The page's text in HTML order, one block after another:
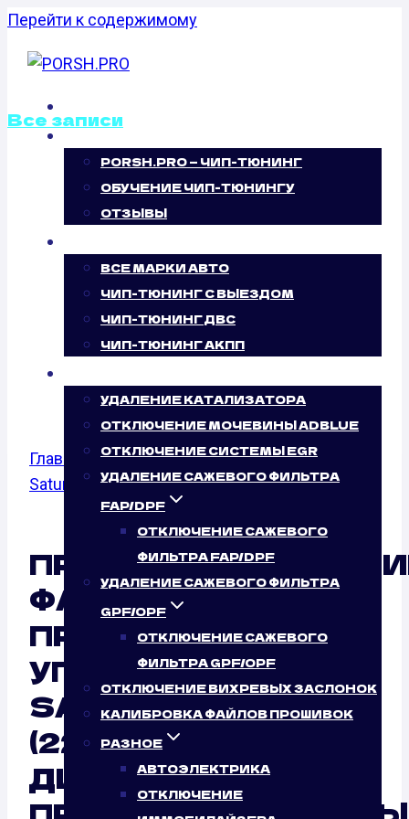
Перейти к содержимому
PORSH.PRO — ЧИП-ТЮНИНГ
ОБУЧЕНИЕ ЧИП-ТЮНИНГУ
ОТЗЫВЫ
ВСЕ МАРКИ АВТО
ЧИП-ТЮНИНГ С ВЫЕЗДОМ
ЧИП-ТЮНИНГ ДВС
ЧИП-ТЮНИНГ АКПП
УДАЛЕНИЕ КАТАЛИЗАТОРА
ОТКЛЮЧЕНИЕ МОЧЕВИНЫ ADBLUE
ОТКЛЮЧЕНИЕ СИСТЕМЫ EGR
УДАЛЕНИЕ САЖЕВОГО ФИЛЬТРА
FAP/DPF
ОТКЛЮЧЕНИЕ САЖЕВОГО
ФИЛЬТРА FAP/DPF
УДАЛЕНИЕ САЖЕВОГО ФИЛЬТРА
GPF/OPF
ОТКЛЮЧЕНИЕ САЖЕВОГО
ФИЛЬТРА GPF/OPF
ОТКЛЮЧЕНИЕ ВИХРЕВЫХ ЗАСЛОНОК
КАЛИБРОВКА ФАЙЛОВ ПРОШИВОК
РАЗНОЕ
АВТОЭЛЕКТРИКА
ОТКЛЮЧЕНИЕ
Все записи
КАЛИБРОВКА
ФАЙЛОВ
ПРОШИВОК
SATURN VUE
3.5 (222 Л.С.)
Главная /Калибровка файлов прошивок
Saturn
/ Vue/ 3.5
ФАЙЛОВ
ПРОШИВОК БЛОКА
УПРАВЛЕНИЯ
SATURN VUE 3.5
(222 Л.С.)
ДИСТАНЦИОННО: